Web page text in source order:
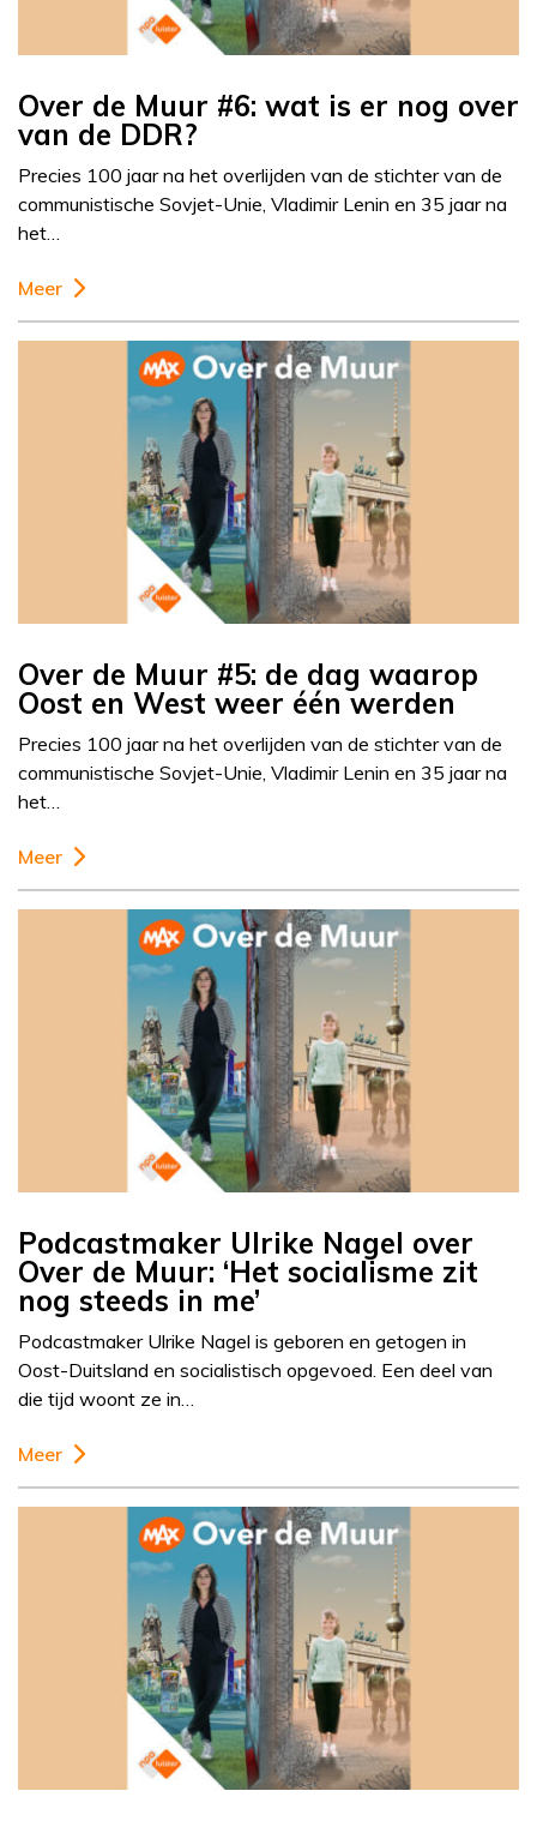
Over de Muur #6: wat is er nog over
van de DDR?
Precies 100 jaar na het overlijden van de stichter van de
communistische Sovjet-Unie, Vladimir Lenin en 35 jaar na
het…
Meer
Over de Muur #5: de dag waarop
Oost en West weer één werden
Precies 100 jaar na het overlijden van de stichter van de
communistische Sovjet-Unie, Vladimir Lenin en 35 jaar na
het…
Meer
Podcastmaker Ulrike Nagel over
Over de Muur: ‘Het socialisme zit
nog steeds in me’
Podcastmaker Ulrike Nagel is geboren en getogen in
Oost-Duitsland en socialistisch opgevoed. Een deel van
die tijd woont ze in…
Meer